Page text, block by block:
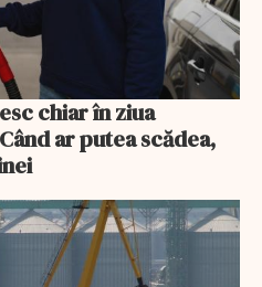
chiar în ziua
ar putea scădea,